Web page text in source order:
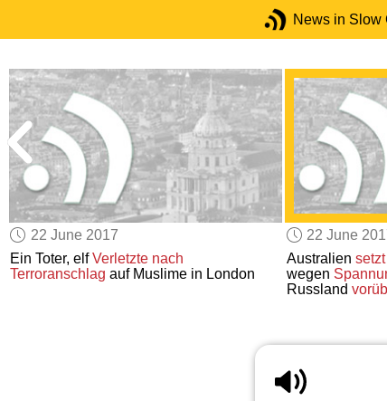
News in Slow
22 June 2017
Ein Toter, elfVerletzte nach
Terroranschlag auf Muslime in London
22 June
Australien
wegen
Russland